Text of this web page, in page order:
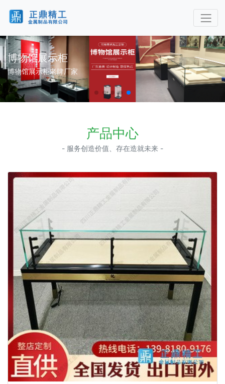
博物馆展示柜
博物馆展示柜老牌厂家
产品中心
- 服务创造价值、存在造就未来 -